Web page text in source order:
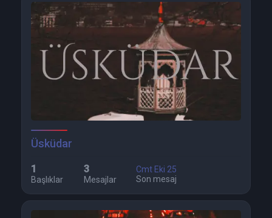
Üsküdar
1
Başlıklar
3
Mesajlar
Cmt Eki 25
Son mesaj